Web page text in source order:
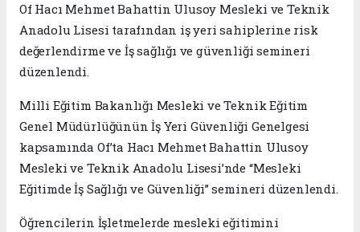
Of Hacı Mehmet Bahattin Ulusoy Mesleki ve Teknik
Anadolu Lisesi tarafından iş yeri sahiplerine risk
değerlendirme ve İş sağlığı ve güvenliği semineri
düzenlendi.
Milli Eğitim Bakanlığı Mesleki ve Teknik Eğitim
Genel Müdürlüğünün İş Yeri Güvenliği Genelgesi
kapsamında Of’ta Hacı Mehmet Bahattin Ulusoy
Mesleki ve Teknik Anadolu Lisesi’nde “Mesleki
Eğitimde İş Sağlığı ve Güvenliği” semineri düzenlendi.
Öğrencilerin İşletmelerde mesleki eğitimini